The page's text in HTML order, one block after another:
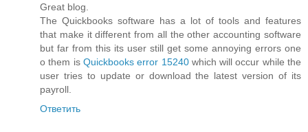
Great blog.
The Quickbooks software has a lot of tools and features
that make it different from all the other accounting software
but far from this its user still get some annoying errors one
o them is Quickbooks error 15240 which will occur while the
user tries to update or download the latest version of its
payroll.
Ответить